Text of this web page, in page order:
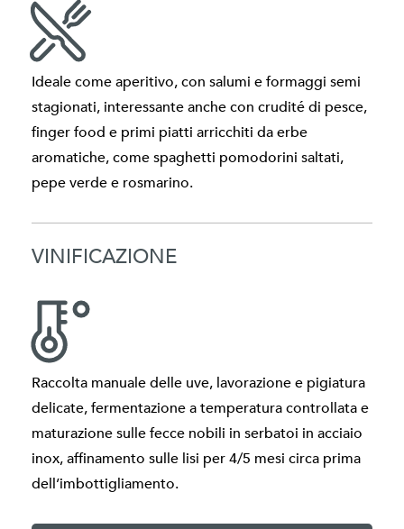
Ideale come aperitivo, con salumi e formaggi semi
stagionati, interessante anche con crudité di pesce,
finger food e primi piatti arricchiti da erbe
aromatiche, come spaghetti pomodorini saltati,
pepe verde e rosmarino.
VINIFICAZIONE
Raccolta manuale delle uve, lavorazione e pigiatura
delicate, fermentazione a temperatura controllata e
maturazione sulle fecce nobili in serbatoi in acciaio
inox, affinamento sulle lisi per 4/5 mesi circa prima
dell’imbottigliamento.